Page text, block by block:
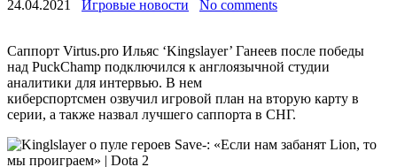
24.04.2021 Игровые новости No comments
Саппорт Virtus.pro Ильяс ‘Kingslayer’ Ганеев после победы
над PuckChamp подключился к англоязычной студии
аналитики для интервью. В нем
киберспортсмен озвучил игровой план на вторую карту в
серии, а также назвал лучшего саппорта в СНГ.